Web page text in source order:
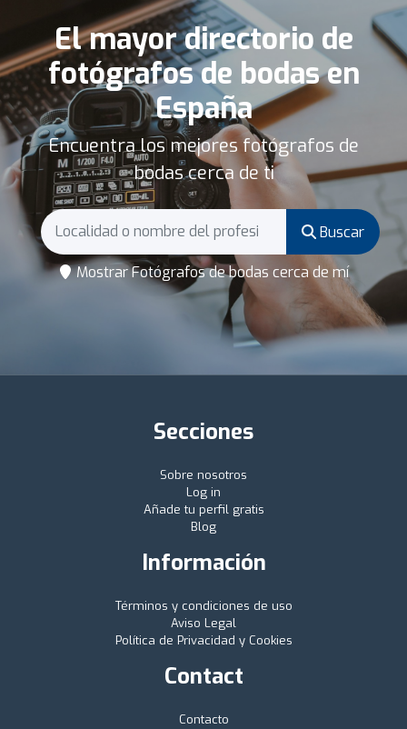
El mayor directorio de
fotógrafos de bodas en
España
Encuentra los mejores fotógrafos de
bodas cerca de ti
Buscar
Mostrar Fotógrafos de bodas cerca de mí
Secciones
Sobre nosotros
Log in
Añade tu perfil gratis
Blog
Información
Términos y condiciones de uso
Aviso Legal
Política de Privacidad y Cookies
Contact
Contacto